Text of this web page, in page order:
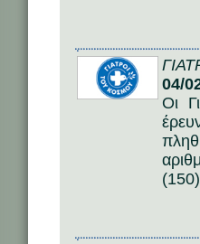
04/
Οι